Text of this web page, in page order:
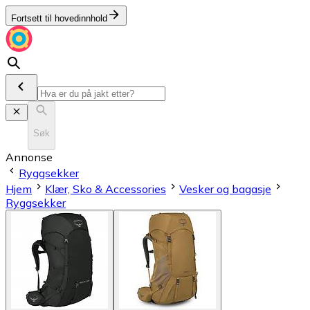
Fortsett til hovedinnhold
Søk
Annonse
Ryggsekker
Hjem
Klær, Sko & Accessories
Vesker og bagasje
Ryggsekker